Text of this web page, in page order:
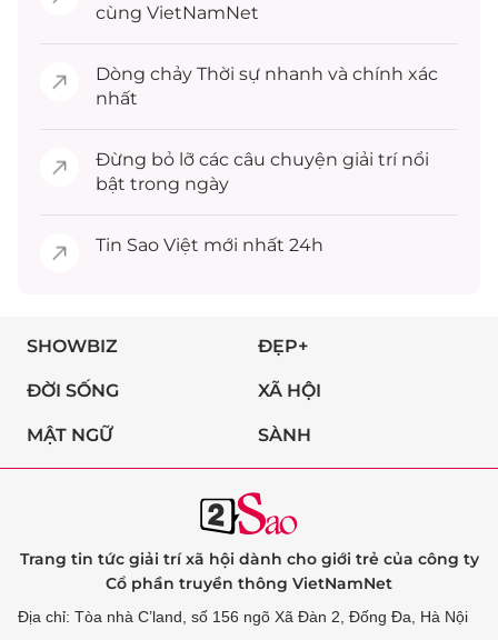
cùng VietNamNet
Dòng chảy Thời sự nhanh và chính xác
nhất
Đừng bỏ lỡ các câu chuyện giải trínổi
bật trong ngày
Tin Sao Việt mới nhất 24h
SHOWBIZ ĐẸP+
ĐỜI SỐNG XÃ HỘI
MẬT NGỮ SÀNH
Trang tin tức giải trí xã hội dành cho giới trẻ của công ty
Cổ phần truyền thông VietNamNet
Địa chỉ: Tòa nhà C’land, số 156 ngõ Xã Đàn 2, Đống Đa, Hà Nội